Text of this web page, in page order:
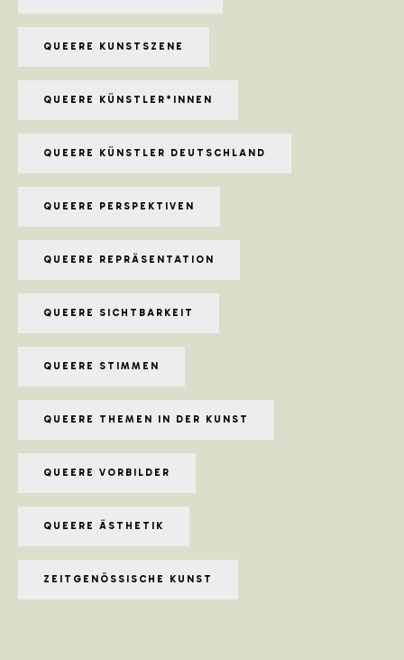
QUEERE KUNSTSZENE
QUEERE KÜNSTLER*INNEN
QUEERE KÜNSTLER DEUTSCHLAND
QUEERE PERSPEKTIVEN
QUEERE REPRÄSENTATION
QUEERE SICHTBARKEIT
QUEERE STIMMEN
QUEERE THEMEN IN DER KUNST
QUEERE VORBILDER
QUEERE ÄSTHETIK
ZEITGENÖSSISCHE KUNST